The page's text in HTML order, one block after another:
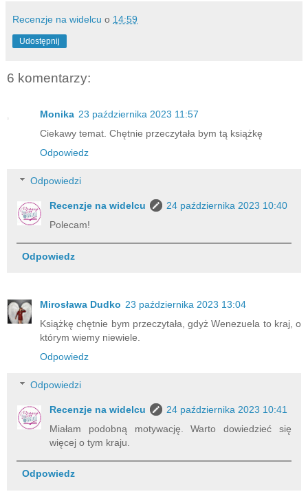
Recenzje na widelcu o 14:59
Udostępnij
6 komentarzy:
Monika 23 października 2023 11:57
Ciekawy temat. Chętnie przeczytała bym tą książkę
Odpowiedz
Odpowiedzi
Recenzje na widelcu
24 października 2023 10:40
Polecam!
Odpowiedz
Mirosława Dudko 23 października 2023 13:04
Książkę chętnie bym przeczytała, gdyż Wenezuela to kraj, o
którym wiemy niewiele.
Odpowiedz
Odpowiedzi
Recenzje na widelcu
24 października 2023 10:41
Miałam podobną motywację. Warto dowiedzieć się
więcej o tym kraju.
Odpowiedz